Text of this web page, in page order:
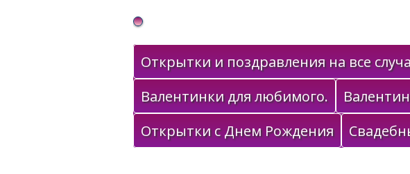
Gif Открытки в подарок
Открытки и поздравления на все
Валентинки для любимого.
Открытки с Днем Рождения